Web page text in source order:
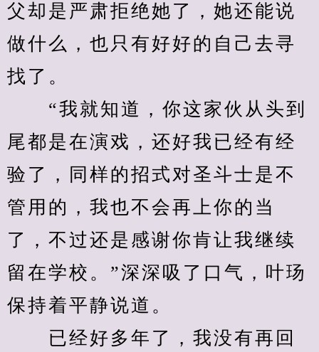
父却是严肃拒绝她了，她还能说
做什么，也只有好好的自己去寻
找了。
“我就知道，你这家伙从头到
尾都是在演戏，还好我已经有经
验了，同样的招式对圣斗士是不
管用的，我也不会再上你的当
了，不过还是感谢你肯让我继续
留在学校。”深深吸了口气，叶玚
保持着平静说道。
已经好多年了，我没有再回